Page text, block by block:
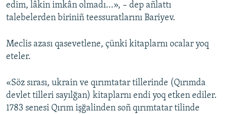
edim, lâkin imkân olmadı...», – dep añlattı
talebelerden biriniñ teessuratlarını Bariyev.
Meclis azası qasevetlene, çünki kitaplarnı ocalar yoq
eteler.
«Söz sırası, ukrain ve qırımtatar tillerinde (Qırımda
devlet tilleri sayılğan) kitaplarnı endi yoq etken ediler.
1783 senesi Qırım işğalinden soñ qırımtatar tilinde